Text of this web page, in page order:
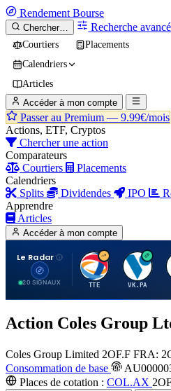
Rendement Bourse
Chercher… Recherche
Courtiers
Placements
Calendriers
Articles
Accéder à mon compte
Passer au Premium — 9.99€/mois
Actions, ETF, Cryptos
Chercher une action
Comparateurs
Courtiers
Placements
Calendriers
Splits
Dividendes IPO
Apprendre
Articles
Accéder à mon compte
Le Radar
20 SIGNAUX
T
TTE
V
VK.PA
Action Coles Group
Coles Group Limited 2OF.F FRA:
Consommation de base
Places de cotation : COL.AX